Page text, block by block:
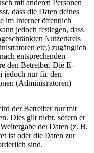
mit anderen Personen
dass die Daten deines
im Internet öffentlich
jedoch festlegen, dass
Nutzerkreis
etc.) zugänglich
entsprechenden
den Betreiber. Die E-
jedoch nur für den
(Administratoren)
der Betreiber nur mit
Dies gilt nicht, sofern er
der Daten (z. B.
ist oder die Daten zur
sind.